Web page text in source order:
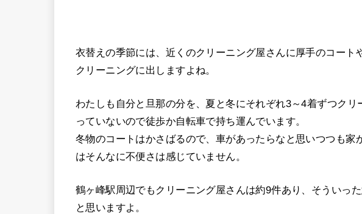
衣替えの季節には、近くのクリーニング屋さんに厚手のコート
クリーニングに出しますよね。
わたしも自分と旦那の分を、夏と冬にそれぞれ3～4着ずつク
っていないので徒歩か自転車で持ち運んでいます。
冬物のコートはかさばるので、車があったらなと思いつつも家
はそんなに不便さは感じていません。
鶴ヶ峰駅周辺でもクリーニング屋さんは約9件あり、そういっ
と思いますよ。